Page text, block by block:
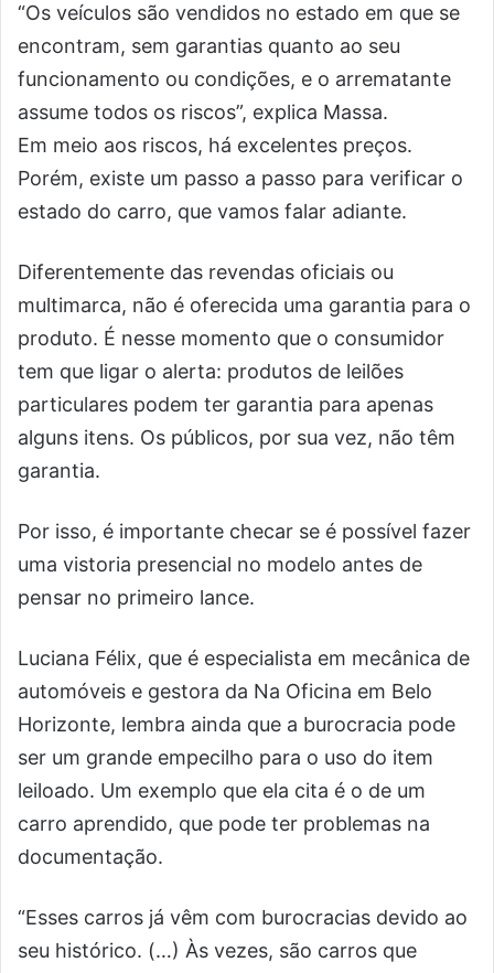
“Os veículos são vendidos no estado em que se
encontram, sem garantias quanto ao seu
funcionamento ou condições, e o arrematante
assume todos os riscos”, explica Massa.
Em meio aos riscos, há excelentes preços.
Porém, existe um passo a passo para verificar o
estado do carro, que vamos falar adiante.
Diferentemente das revendas oficiais ou
multimarca, não é oferecida uma garantia para o
produto. É nesse momento que o consumidor
tem que ligar o alerta: produtos de leilões
particulares podem ter garantia para apenas
alguns itens. Os públicos, por sua vez, não têm
garantia.
Por isso, é importante checar se é possível fazer
uma vistoria presencial no modelo antes de
pensar no primeiro lance.
Luciana Félix, que é especialista em mecânica de
automóveis e gestora da Na Oficina em Belo
Horizonte, lembra ainda que a burocracia pode
ser um grande empecilho para o uso do item
leiloado. Um exemplo que ela cita é o de um
carro aprendido, que pode ter problemas na
documentação.
“Esses carros já vêm com burocracias devido ao
seu histórico. (…) Às vezes, são carros que